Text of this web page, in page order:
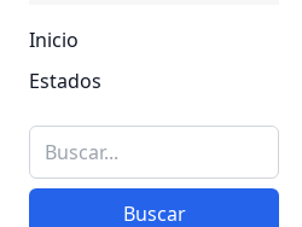
Inicio
Estados
Buscar